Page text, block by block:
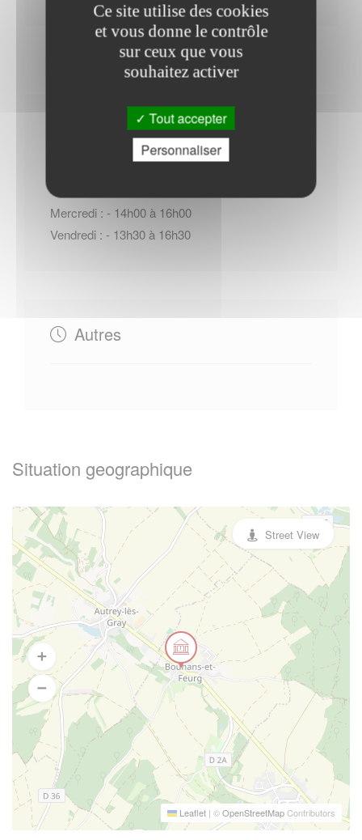
Horaires Mairie
Mercredi : - 14h00 à 16h00
Vendredi : - 13h30 à 16h30
Autres
Situation geographique
Leaflet | ©OpenStreetMapContributors
Street View
Ce site utilise des cookies
et vous donne le contrôle
sur ceux que vous
souhaitez activer
Tout accepter
Personnaliser